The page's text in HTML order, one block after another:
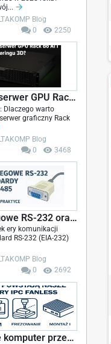
Blog
2250
0
Jaki wybrać serwer GPU Rack do AI, renderingu...
Dlaczego warto
graficzny Rack
Blog
3468
0
Kable szeregowe RS-232 oraz standardy RS-422 i...
ery komunikacji
RS-232 (EIA-232)
Blog
2692
0
Jak powstaje komputer przemysłowy fanless – od...